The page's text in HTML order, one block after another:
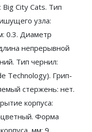
City Cats. Тип
узла:
0.3. Диаметр
непрерывной
Тип чернил:
Technology). Грип-
стержень: нет.
корпуса:
Форма
мм: 9.